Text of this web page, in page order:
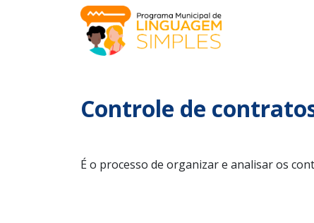
Controle de
É o processo de organizar e analisar os